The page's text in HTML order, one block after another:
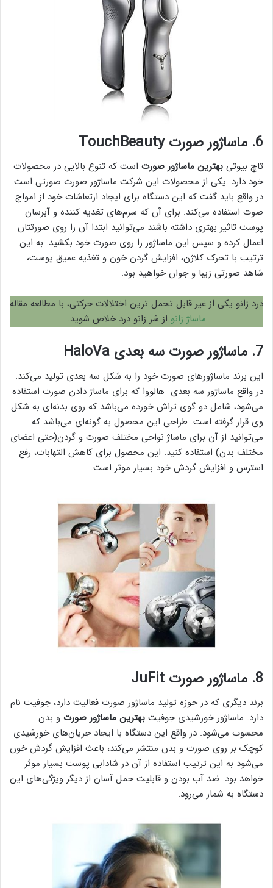
6. ماساژور صورت TouchBeauty
تاچ بیوتی بهترین ماساژور صورت است که تنوع بالایی در محصولات
خود دارد. یکی از محصولات این شرکت ماساژور صورت صورتی است.
در واقع باید گفت که این دستگاه برای ایجاد ارتعاشات خود از امواج
صوت استفاده می‌کند. برای آن که سرم‌های تغدیه کننده و آبرسان
پوست تاثیر بهتری داشته باشند می‌توانید ابتدا آن را روی صورتتان
اعمال کرده و سپس این ماساژور را روی صورت خود بکشید. به این
ترتیب با تحرک کلاژن، افزایش گردن خون و تغذیه عمیق پوست،
شاهد صورتی زیبا و جوان خواهید بود.
درد زانو یکی از غیر قابل تحمل ترین اختلالات حرکتی، با مطالعه مقاله
ماساژ زانو از شر زانو درد خلاص شوید.
7. ماساژور صورت سه بعدی HaloVa
این برند ماساژور‌های صورت خود را به شکل سه بعدی تولید می‌کند.
در واقع ماساژور سه بعدی هالووا که برای ماساژ دادن صورت استفاده
می‌شود، شامل دو گوی تراش خورده می‌باشد که روی بدنه‌ای به شکل
وی قرار گرفته است. طراحی این محصول به گونه‌ای می‌باشد که
می‌توانید از آن برای ماساژ نواحی مختلف صورت و گردن(حتی اعضای
مختلف بدن) استفاده کنید. این محصول برای کاهش التهابات، رفع
استرس و افزایش گردش خود بسیار موثر است.
8. ماساژور صورت JuFit
برند دیگری که در حوزه تولید ماساژور صورت فعالیت دارد، جوفیت نام
دارد. ماساژور خورشیدی جوفیت بهترین ماساژور صورت و بدن
محسوب می‌شود. در واقع این دستگاه با ایجاد جریان‌های خورشیدی
کوچک بر روی صورت و بدن منتشر می‌‌کند، باعث افزایش گردش خون
می‌شود به این ترتیب استفاده از آن در شادابی پوست بسیار موثر
خواهد بود. ضد آب بودن و قابلیت حمل آسان از دیگر ویژگی‌های این
دستگاه به شمار می‌رود.